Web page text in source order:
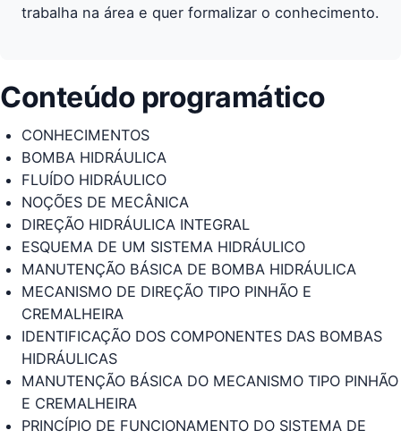
trabalha na área e quer formalizar o conhecimento.
Conteúdo programático
CONHECIMENTOS
BOMBA HIDRÁULICA
FLUÍDO HIDRÁULICO
NOÇÕES DE MECÂNICA
DIREÇÃO HIDRÁULICA INTEGRAL
ESQUEMA DE UM SISTEMA HIDRÁULICO
MANUTENÇÃO BÁSICA DE BOMBA HIDRÁULICA
MECANISMO DE DIREÇÃO TIPO PINHÃO E
CREMALHEIRA
IDENTIFICAÇÃO DOS COMPONENTES DAS BOMBAS
HIDRÁULICAS
MANUTENÇÃO BÁSICA DO MECANISMO TIPO PINHÃO
E CREMALHEIRA
PRINCÍPIO DE FUNCIONAMENTO DO SISTEMA DE